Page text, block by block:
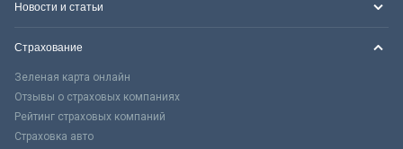
Новости и статьи
Страхование
Зеленая карта онлайн
Отзывы о страховых компаниях
Рейтинг страховых компаний
Страховка авто